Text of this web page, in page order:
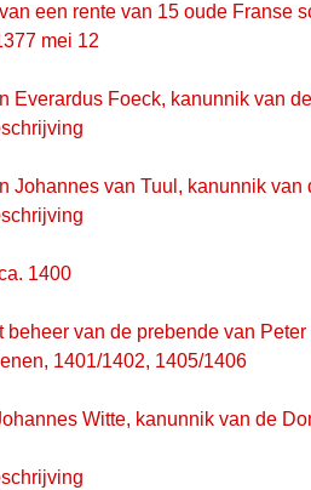
een rente van 15 oude Franse
mei 12
Everardus Foeck, kanunnik van
Johannes van Tuul, kanunnik
1400
beheer van de prebende van
1401/1402, 1405/1406
Witte, kanunnik van de